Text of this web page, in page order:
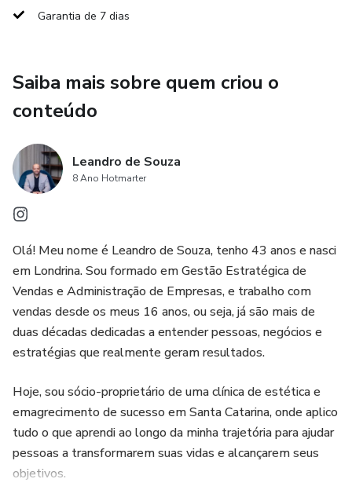
Evitar desconfortos digestivos e fome noturna
Criar um ritual noturno mais leve e previsível
Adaptar a alimentação conforme cada fase do
desenvolvimento
Além disso, o ebook apresenta uma evolução prática em
semanas, mostrando como pequenos ajustes na
alimentação podem transformar as noites do bebê e da
Como destacado na introdução, alimentos pesados ou de
difícil digestão podem aumentar os despertares, enquanto
escolhas leves contribuem para um sono mais confortável
e tranquilo
💡 Um guia simples, direto e essencial para mães que
desejam noites mais tranquilas através da alimentação
correta.
Garantia de 7 dias
Saiba mais sobre quem criou o
conteúdo
Leandro de Souza
8 Ano Hotmarter
Olá! Meu nome é Leandro de Souza, tenho 43 anos e nasci
em Londrina. Sou formado em Gestão Estratégica de
Vendas e Administração de Empresas, e trabalho com
vendas desde os meus 16 anos, ou seja, já são mais de
duas décadas dedicadas a entender pessoas, negócios e
estratégias que realmente geram resultados.
Hoje, sou sócio-proprietário de uma clínica de estética e
emagrecimento de sucesso em Santa Catarina, onde aplico
tudo o que aprendi ao longo da minha trajetória para ajudar
pessoas a transformarem suas vidas e alcançarem seus
objetivos.